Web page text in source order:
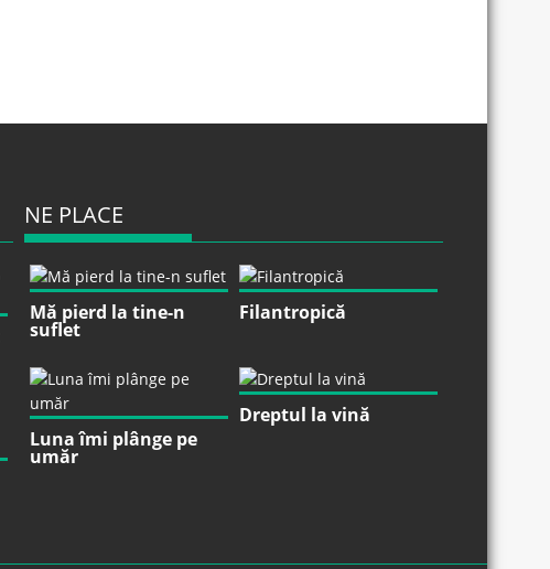
NE PLACE
Mă pierd la tine-n
suflet
Filantropică
Luna îmi plânge pe
umăr
Dreptul la vină